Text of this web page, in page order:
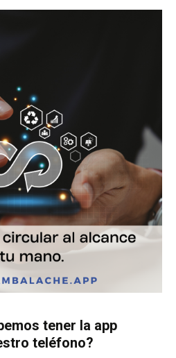
tener la app
teléfono?